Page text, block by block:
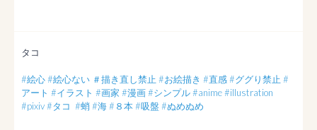
タコ
#絵心#絵心ない ＃描き直し禁止 #お絵描き #直感#ググり禁止 #
アート #イラスト #画家 #漫画#シンプル#anime#illustration
#pixiv#タコ #蛸#海#８本#吸盤#ぬめぬめ